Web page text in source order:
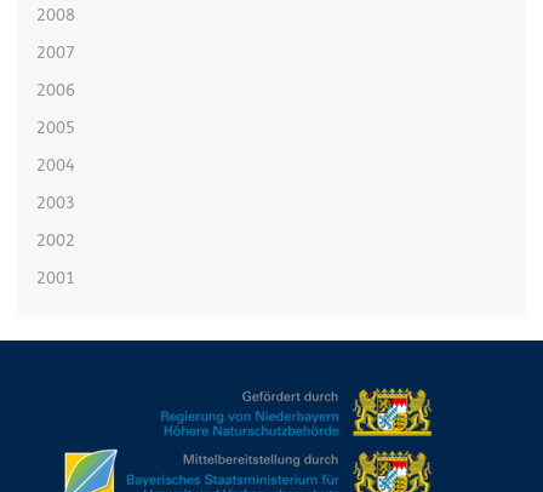
2008
2007
2006
2005
2004
2003
2002
2001